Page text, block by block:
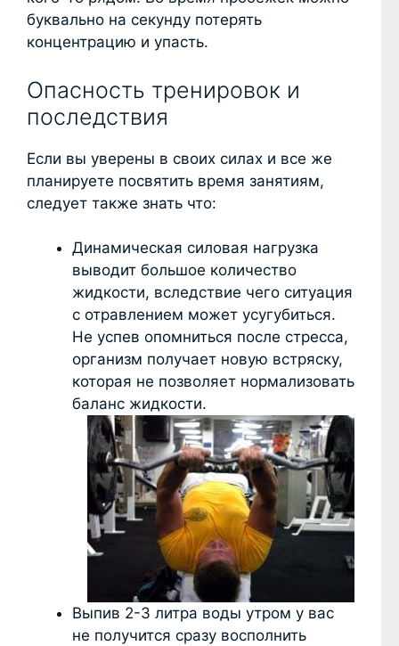
буквально на секунду потерять
концентрацию и упасть.
Опасность тренировок и
последствия
Если вы уверены в своих силах и все же
планируете посвятить время занятиям,
следует также знать что:
Динамическая силовая нагрузка
выводит большое количество
жидкости, вследствие чего ситуация
с отравлением может усугубиться.
Не успев опомниться после стресса,
организм получает новую встряску,
которая не позволяет нормализовать
баланс жидкости.
Выпив 2-3 литра воды утром у вас
не получится сразу восполнить